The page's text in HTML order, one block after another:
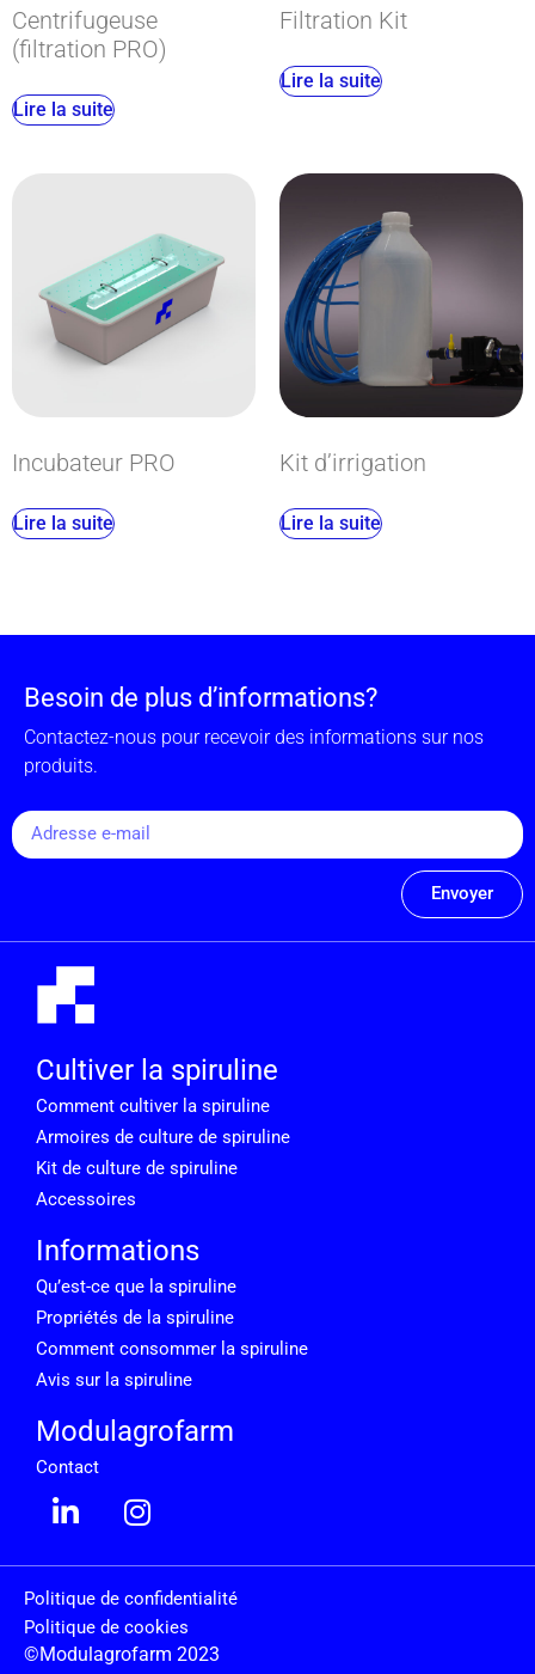
Centrifugeuse
(filtration PRO)
Lire la suite
Filtration Kit
Lire la suite
Incubateur PRO
Lire la suite
Kit d’irrigation
Lire la suite
Besoin de plus d’informations?
Contactez-nous pour recevoir des informations sur nos
produits.
Envoyer
Cultiver la spiruline
Comment cultiver la spiruline
Armoires de culture de spiruline
Kit de culture de spiruline
Accessoires
Informations
Qu’est-ce que la spiruline
Propriétés de la spiruline
Comment consommer la spiruline
Avis sur la spiruline
Modulagrofarm
Contact
Politique de confidentialité
Politique de cookies
©Modulagrofarm 2023